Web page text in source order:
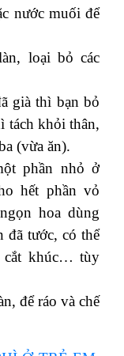
nước muối để
loại bỏ các
già thì bạn bỏ
tách khỏi thân,
(vừa ăn).
phần nhỏ ở
hết phần vỏ
hoa dùng
đã tước, có thể
cắt khúc… tùy
để ráo và chế